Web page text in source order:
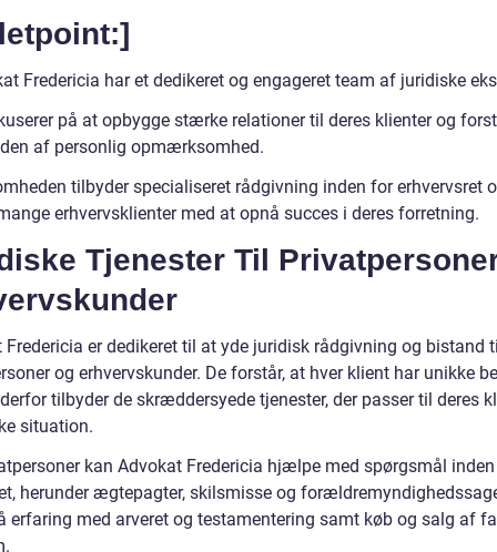
Fredericia har et dedikeret og engageret team af juridiske
på at opbygge stærke relationer til deres klienter og
af personlig opmærksomhed.
tilbyder specialiseret rådgivning inden for erhvervsret
erhvervsklienter med at opnå succes i deres forretning.
Tjenester Til
Fredericia er dedikeret til at yde juridisk rådgivning og bistand
og erhvervskunder. De forstår, at hver klient har unikke
tilbyder de skræddersyede tjenester, der passer til deres
situation.
kan Advokat Fredericia hjælpe med spørgsmål
herunder ægtepagter, skilsmisse og
erfaring med arveret og testamentering samt køb og salg af